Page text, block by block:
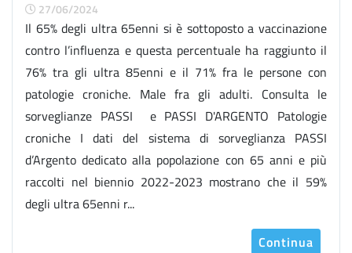
27/06/2024
Il 65% degli ultra 65enni si è sottoposto a vaccinazione
contro l’influenza e questa percentuale ha raggiunto il
76% tra gli ultra 85enni e il 71% fra le persone con
patologie croniche. Male fra gli adulti. Consulta le
sorveglianze PASSI e PASSI D'ARGENTO Patologie
croniche I dati del sistema di sorveglianza PASSI
d’Argento dedicato alla popolazione con 65 anni e più
raccolti nel biennio 2022-2023 mostrano che il 59%
degli ultra 65enni r...
Continua